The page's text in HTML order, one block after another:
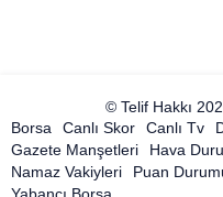
© Telif Hakkı
Borsa
Canlı Skor Canlı Tv
Gazete Manşetleri
Hava
Namaz Vakiyleri
Puan